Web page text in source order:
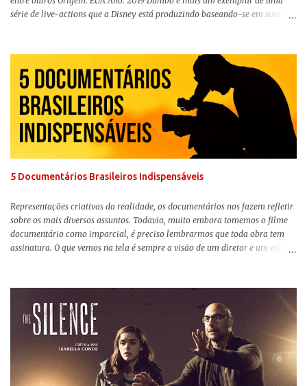
série de live-actions que a Disney está produzindo baseando-se em suas
remake , já que a história do elefantinho voador foi reinventada de forma
mais realista, se adequando perfeitamente a proposta. Não há animais
falantes, por exemplo, mas nem por isso o tom lúdico e infantil é deixado
de lado. Apesar da relevância histórica, o filme supera a animação original
em termos visuais e narrativos, , superando a animação original em termos
visuais e narrativos. A história começa quando o pai das crianças, Holt
Ferrier (Colin Farrell), uma ex-estrela de circo, volta da guerra e se depara
5 Documentários Brasileiros Indispensáveis
Representações criativas da realidade, os documentários nos fazem refletir
sobre os mais diversos assuntos. Todavia, muito embora tomemos o filme
documentário como imparcial, é preciso lembrarmos que toda obra tem
assinatura. O que vemos na tela é sempre a visão de um diretor e um editor
sempre importante levarmos em conta quem assina e qual a função social
da obra. O cinema brasileiro é celeiro de grandes documentaristas, muitos
deles mundialmente reconhecidos. Pensando na variedade de estilos e
estéticas de se fazer documentários, selecionei 5 produções tupiniquins do
gênero que, para mim, são indispensáveis: ▼ Cabra Marcado para Morrer
(1984) , de Eduardo Coutinho Em 1964, devido ao golpe militar, Eduardo
Coutinho (Edifício Master) teve que abandonar as filmagens do